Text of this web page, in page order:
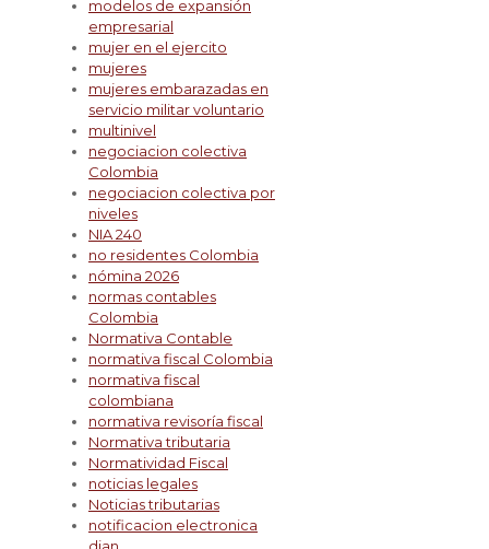
modelos de expansión
empresarial
mujer en el ejercito
mujeres
mujeres embarazadas en
servicio militar voluntario
multinivel
negociacion colectiva
Colombia
negociacion colectiva por
niveles
NIA 240
no residentes Colombia
nómina 2026
normas contables
Colombia
Normativa Contable
normativa fiscal Colombia
normativa fiscal
colombiana
normativa revisoría fiscal
Normativa tributaria
Normatividad Fiscal
noticias legales
Noticias tributarias
notificacion electronica